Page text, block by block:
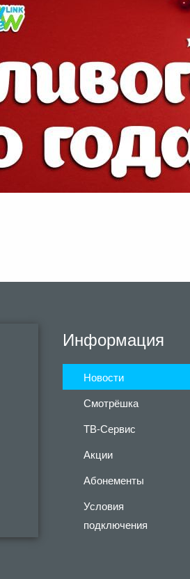
Информация
Новости
Смотрёшка
ТВ-Сервис
Акции
Абонементы
Условия
подключения